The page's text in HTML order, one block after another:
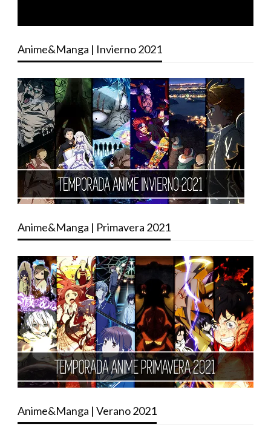
Anime&Manga | Invierno 2021
Anime&Manga | Primavera 2021
Anime&Manga | Verano 2021